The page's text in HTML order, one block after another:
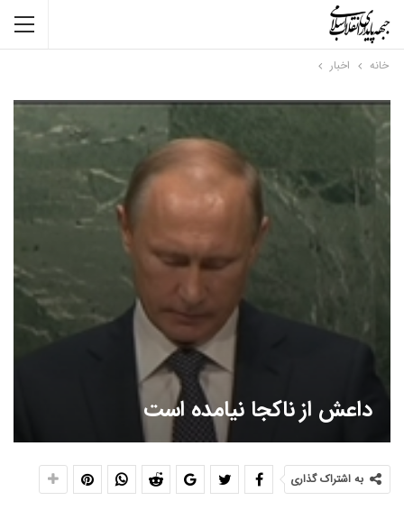
خانه اخبار
داعش از ناکجا نیامده است
به اشتراک گذاری